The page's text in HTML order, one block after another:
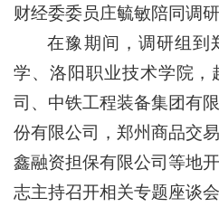
财经委委员庄毓敏陪同调研
在豫期间，调研组到
学、洛阳职业技术学院，
司、中铁工程装备集团有
份有限公司，郑州商品交
鑫融资担保有限公司等地
志主持召开相关专题座谈